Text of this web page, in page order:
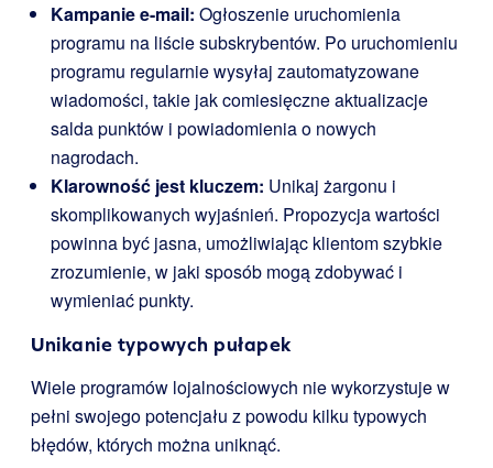
Kampanie e-mail: Ogłoszenie uruchomienia
programu na liście subskrybentów. Po uruchomieniu
programu regularnie wysyłaj zautomatyzowane
wiadomości, takie jak comiesięczne aktualizacje
salda punktów i powiadomienia o nowych
nagrodach.
Klarowność jest kluczem: Unikaj żargonu i
skomplikowanych wyjaśnień. Propozycja wartości
powinna być jasna, umożliwiając klientom szybkie
zrozumienie, w jaki sposób mogą zdobywać i
wymieniać punkty.
Unikanie typowych pułapek
Wiele programów lojalnościowych nie wykorzystuje w
pełni swojego potencjału z powodu kilku typowych
błędów, których można uniknąć.